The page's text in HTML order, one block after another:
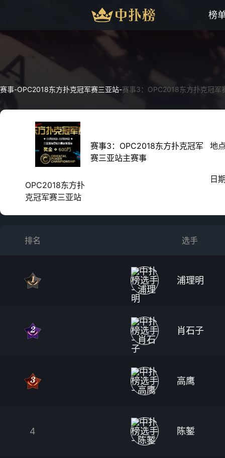
榜
赛事-OPC2018东方扑克冠军赛三亚站-赛事3：OPC2018东方扑克冠军
OPC2018东方扑
克冠军赛三亚站
赛事3：OPC2018东方扑克冠军
赛三亚站主赛事
地
日
排名 选手
浦理明
肖石子
高鹰
4 陈錾